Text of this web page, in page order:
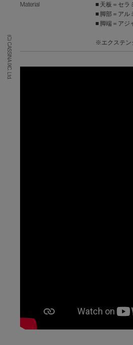
(C) CASSINA IXC. Ltd.
Material
■ 天板＝セラ
■ 脚部＝アル
■ 脚端＝アジ
※エクステン